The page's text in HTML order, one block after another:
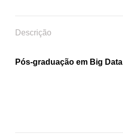
Descrição
Pós-graduação em Big Data